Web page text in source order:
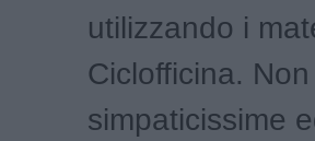
utilizzando i
Ciclofficina.
simpaticissime